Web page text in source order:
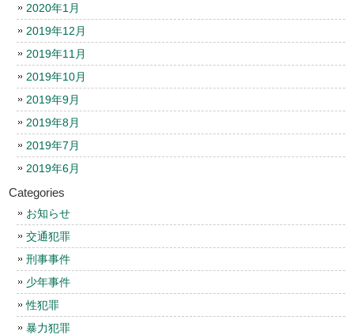
2020年1月
2019年12月
2019年11月
2019年10月
2019年9月
2019年8月
2019年7月
2019年6月
Categories
お知らせ
交通犯罪
刑事事件
少年事件
性犯罪
暴力犯罪